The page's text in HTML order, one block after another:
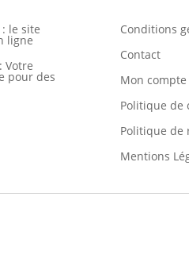
le site
ligne
Votre
pour des
Conditions
Contact
Mon compte
Politique de
Politique de
Mentions